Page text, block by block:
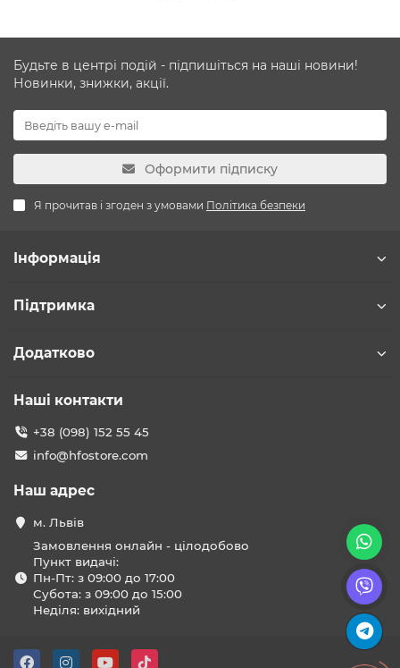
Будьте в центрі подій - підпишіться на наші новини!
Новинки, знижки, акції.
Оформити підписку
Я прочитав і згоден з умовами Політика безпеки
Інформація
Підтримка
Додатково
Наші контакти
+38 (098) 152 55 45
info@hfostore.com
Наш адрес
м. Львів
Замовлення онлайн - цілодобово
Пункт видачі:
Пн-Пт: з 09:00 до 17:00
Субота: з 09:00 до 15:00
Неділя: вихідний